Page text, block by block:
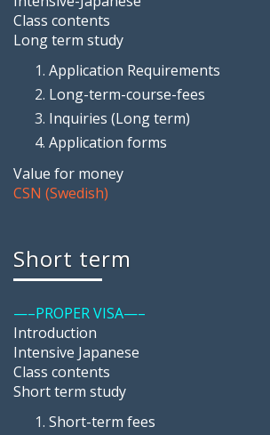
Class contents
Long term study
Application Requirements
Long-term-course-fees
Inquiries (Long term)
Application forms
Value for money
CSN (Swedish)
Short term
—–PROPER VISA—–
Introduction
Intensive Japanese
Class contents
Short term study
Short-term fees